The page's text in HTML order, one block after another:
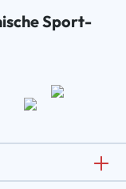
Sport-